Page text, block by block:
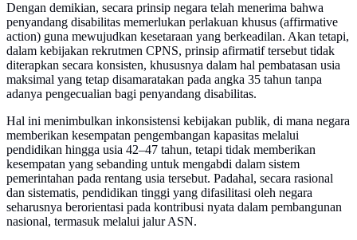
Dengan demikian, secara prinsip negara telah menerima bahwa
penyandang disabilitas memerlukan perlakuan khusus (affirmative
action) guna mewujudkan kesetaraan yang berkeadilan. Akan tetapi,
dalam kebijakan rekrutmen CPNS, prinsip afirmatif tersebut tidak
diterapkan secara konsisten, khususnya dalam hal pembatasan usia
maksimal yang tetap disamaratakan pada angka 35 tahun tanpa
adanya pengecualian bagi penyandang disabilitas.
Hal ini menimbulkan inkonsistensi kebijakan publik, di mana negara
memberikan kesempatan pengembangan kapasitas melalui
pendidikan hingga usia 42–47 tahun, tetapi tidak memberikan
kesempatan yang sebanding untuk mengabdi dalam sistem
pemerintahan pada rentang usia tersebut. Padahal, secara rasional
dan sistematis, pendidikan tinggi yang difasilitasi oleh negara
seharusnya berorientasi pada kontribusi nyata dalam pembangunan
nasional, termasuk melalui jalur ASN.